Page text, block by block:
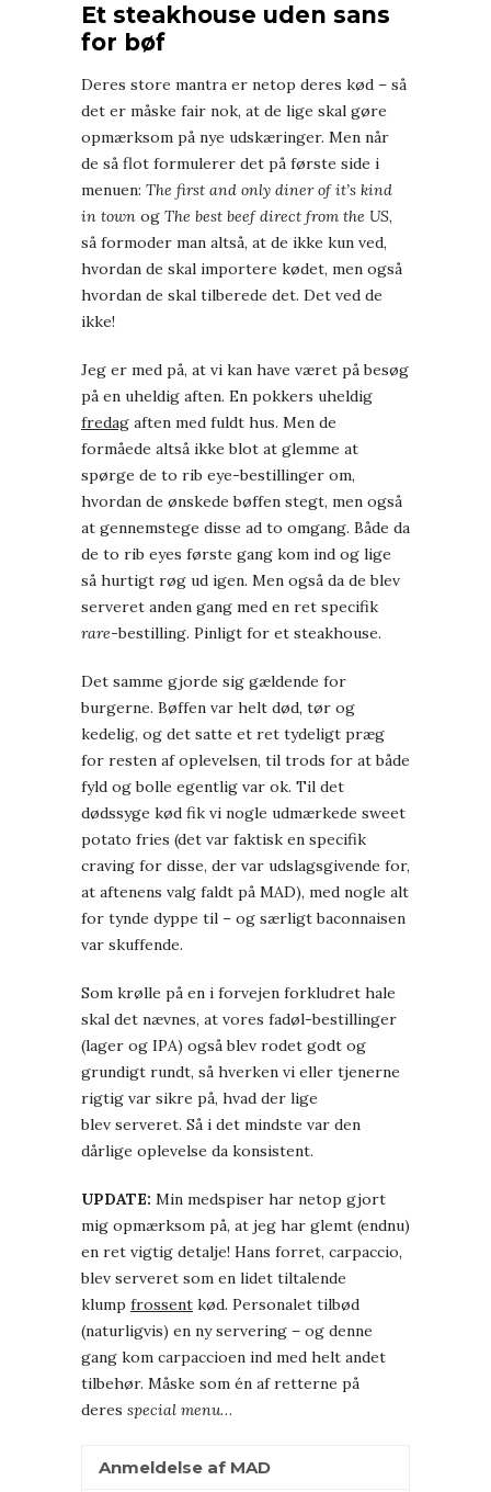
Et steakhouse uden sans
for bøf
Deres store mantra er netop deres kød – så
det er måske fair nok, at de lige skal gøre
opmærksom på nye udskæringer. Men når
de så flot formulerer det på første side i
menuen: The first and only diner of it’s kind
in town og The best beef direct from the US,
så formoder man altså, at de ikke kun ved,
hvordan de skal importere kødet, men også
hvordan de skal tilberede det. Det ved de
ikke!
Jeg er med på, at vi kan have været på besøg
på en uheldig aften. En pokkers uheldig
fredag aften med fuldt hus. Men de
formåede altså ikke blot at glemme at
spørge de to rib eye-bestillinger om,
hvordan de ønskede bøffen stegt, men også
at gennemstege disse ad to omgang. Både da
de to rib eyes første gang kom ind og lige
så hurtigt røg ud igen. Men også da de blev
serveret anden gang med en ret specifik
rare-bestilling. Pinligt for et steakhouse.
Det samme gjorde sig gældende for
burgerne. Bøffen var helt død, tør og
kedelig, og det satte et ret tydeligt præg
for resten af oplevelsen, til trods for at både
fyld og bolle egentlig var ok. Til det
dødssyge kød fik vi nogle udmærkede sweet
potato fries (det var faktisk en specifik
craving for disse, der var udslagsgivende for,
at aftenens valg faldt på MAD), med nogle alt
for tynde dyppe til – og særligt baconnaisen
var skuffende.
Som krølle på en i forvejen forkludret hale
skal det nævnes, at vores fadøl-bestillinger
(lager og IPA) også blev rodet godt og
grundigt rundt, så hverken vi eller tjenerne
rigtig var sikre på, hvad der lige
blev serveret. Så i det mindste var den
dårlige oplevelse da konsistent.
UPDATE: Min medspiser har netop gjort
mig opmærksom på, at jeg har glemt (endnu)
en ret vigtig detalje! Hans forret, carpaccio,
blev serveret som en lidet tiltalende
klump frossent kød. Personalet tilbød
(naturligvis) en ny servering – og denne
gang kom carpaccioen ind med helt andet
tilbehør. Måske som én af retterne på
deres special menu…
Anmeldelse af MAD